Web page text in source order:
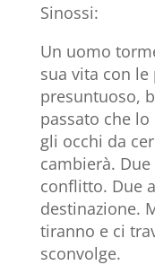
Sinossi:
Un uomo
sua vita con
presuntuoso,
passato che
gli occhi da
cambierà.
conflitto. Due
destinazione.
tiranno e ci
sconvolge.